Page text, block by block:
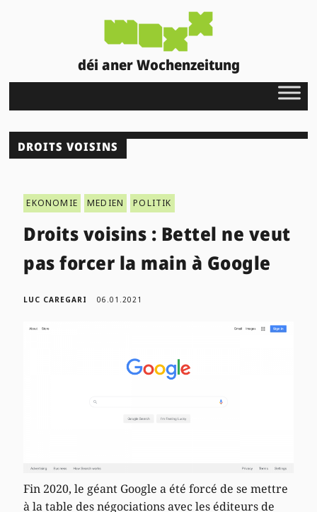
déi aner Wochenzeitung
DROITS VOISINS
EKONOMIE MEDIEN POLITIK
Droits voisins : Bettel ne veut
pas forcer la main à Google
LUC CAREGARI 06.01.2021
Fin 2020, le géant Google a été forcé de se mettre
à la table des négociations avec les éditeurs de